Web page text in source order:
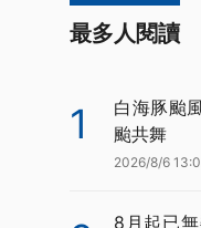
最多人閱讀
1
白海豚颱
颱共舞
2026/8/6
8月起已